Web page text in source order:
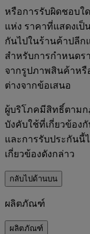
หรือการรับผิดชอบใ
แห่ง ราคาที่แสดงเป็
กันไปในร้านค้าปลีก
สำหรับการกำหนด
จากรูปภาพสินค้าหรื
ต่างจากข้อเสนอ
ผู้บริโภคมีสิทธิ์ตามก
บังคับใช้ที่เกี่ยวข้อง
และการรับประกันนี้
เกี่ยวข้องดังกล่าว
กลับไปด้านบน
ผลิตภัณฑ์
ผลิตภัณฑ์